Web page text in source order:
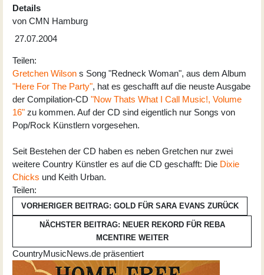
Details
von CMN Hamburg
27.07.2004
Teilen:
Gretchen Wilson s Song "Redneck Woman", aus dem Album
"Here For The Party", hat es geschafft auf die neuste Ausgabe
der Compilation-CD "Now Thats What I Call Music!, Volume
16" zu kommen. Auf der CD sind eigentlich nur Songs von
Pop/Rock Künstlern vorgesehen.
Seit Bestehen der CD haben es neben Gretchen nur zwei
weitere Country Künstler es auf die CD geschafft: Die Dixie
Chicks und Keith Urban.
Teilen:
VORHERIGER BEITRAG: GOLD FÜR SARA EVANS ZURÜCK
NÄCHSTER BEITRAG: NEUER REKORD FÜR REBA
MCENTIRE WEITER
CountryMusicNews.de präsentiert